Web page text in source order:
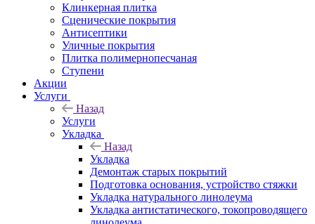
Клинкерная плитка
Сценические покрытия
Антисептики
Уличные покрытия
Плитка полимернопесчаная
Ступени
Акции
Услуги
Назад
Услуги
Укладка
Назад
Укладка
Демонтаж старых покрытий
Подготовка основания, устройство стяжки
Укладка натурального линолеума
Укладка антистатического, токопроводящего